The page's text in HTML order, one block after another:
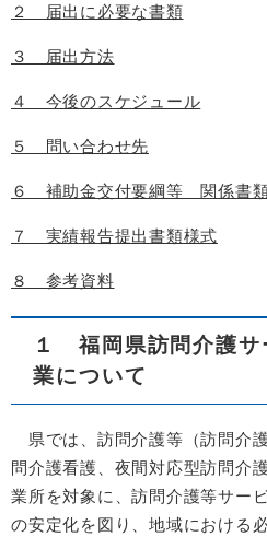
２ 届出に必要な書類
３ 届出方法
４ 今後のスケジュール
５ 問い合わせ先
６ 補助金交付要綱等 関係書
７ 実績報告提出書類様式
８ 参考資料
１ 福岡県訪問介護サ
業について
県では、訪問介護等（訪問介
問介護看護、夜間対応型訪問介
業所を対象に、訪問介護等サー
の安定化を図り、地域における